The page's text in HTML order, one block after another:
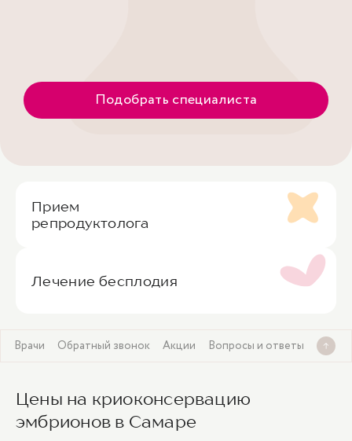
Подобрать специалиста
Прием
репродуктолога
Лечение бесплодия
Врачи Обратный звонок Акции Вопросы и ответы
Цены на криоконсервацию
эмбрионов в Самаре